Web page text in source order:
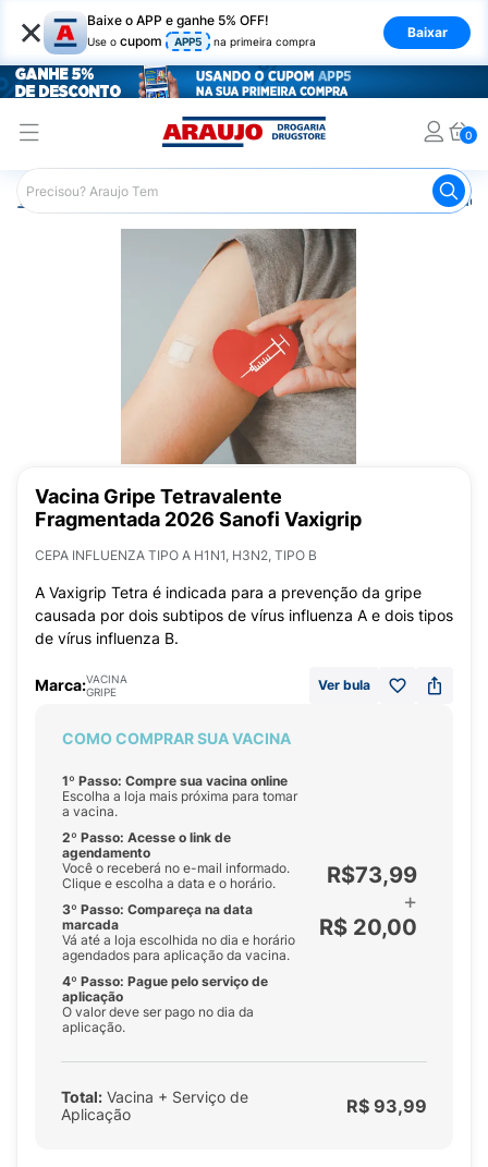
× Baixe o APP e ganhe 5% OFF!
Use o cupom APP5 na primeira compra
Baixar
0
Araujo Medicamentos
Vacina Gripe Tetravalente
Fragmentada 2026 Sanofi Vaxigrip
CEPA INFLUENZA TIPO A H1N1, H3N2, TIPO B
A Vaxigrip Tetra é indicada para a prevenção da gripe
causada por dois subtipos de vírus influenza A e dois tipos
de vírus influenza B.
Marca:VACINA
GRIPE
Ver bula
COMO COMPRAR SUA VACINA
1º Passo: Compre sua vacina online
Escolha a loja mais próxima para tomar
a vacina.
2º Passo: Acesse o link de
agendamento
Você o receberá no e-mail informado.
Clique e escolha a data e o horário.
3º Passo: Compareça na data
marcada
Vá até a loja escolhida no dia e horário
agendados para aplicação da vacina.
4º Passo: Pague pelo serviço de
aplicação
O valor deve ser pago no dia da
aplicação.
R$73,99
+
R$ 20,00
Total: Vacina + Serviço de
Aplicação
R$ 93,99